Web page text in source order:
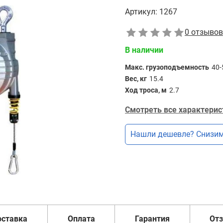
Артикул: 1267
0 отзывов
В наличии
Макс. грузоподъемность 40-
Вес, кг 15.4
Ход троса, м 2.7
Смотреть все
Нашли дешевле?
Оплата Гарантия